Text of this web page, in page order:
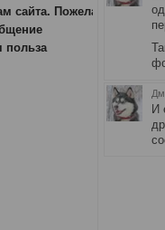
И
сайта. Пожелания,
польза